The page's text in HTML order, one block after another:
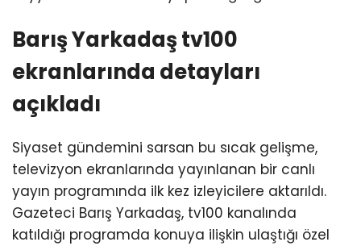
Barış Yarkadaş tv100
ekranlarında detayları
açıkladı
Siyaset gündemini sarsan bu sıcak gelişme,
televizyon ekranlarında yayınlanan bir canlı
yayın programında ilk kez izleyicilere aktarıldı.
Gazeteci Barış Yarkadaş, tv100 kanalında
katıldığı programda konuya ilişkin ulaştığı özel